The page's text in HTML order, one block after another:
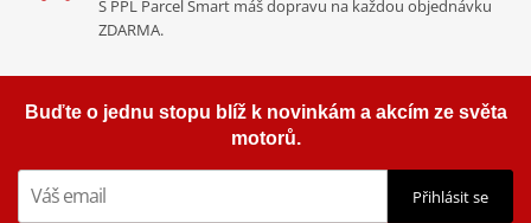
S PPL Parcel Smart máš dopravu na každou objednávku
ZDARMA.
Buďte o jednu stopu blíž k novinkám a akcím ze světa
motorů.
Přihlásit se